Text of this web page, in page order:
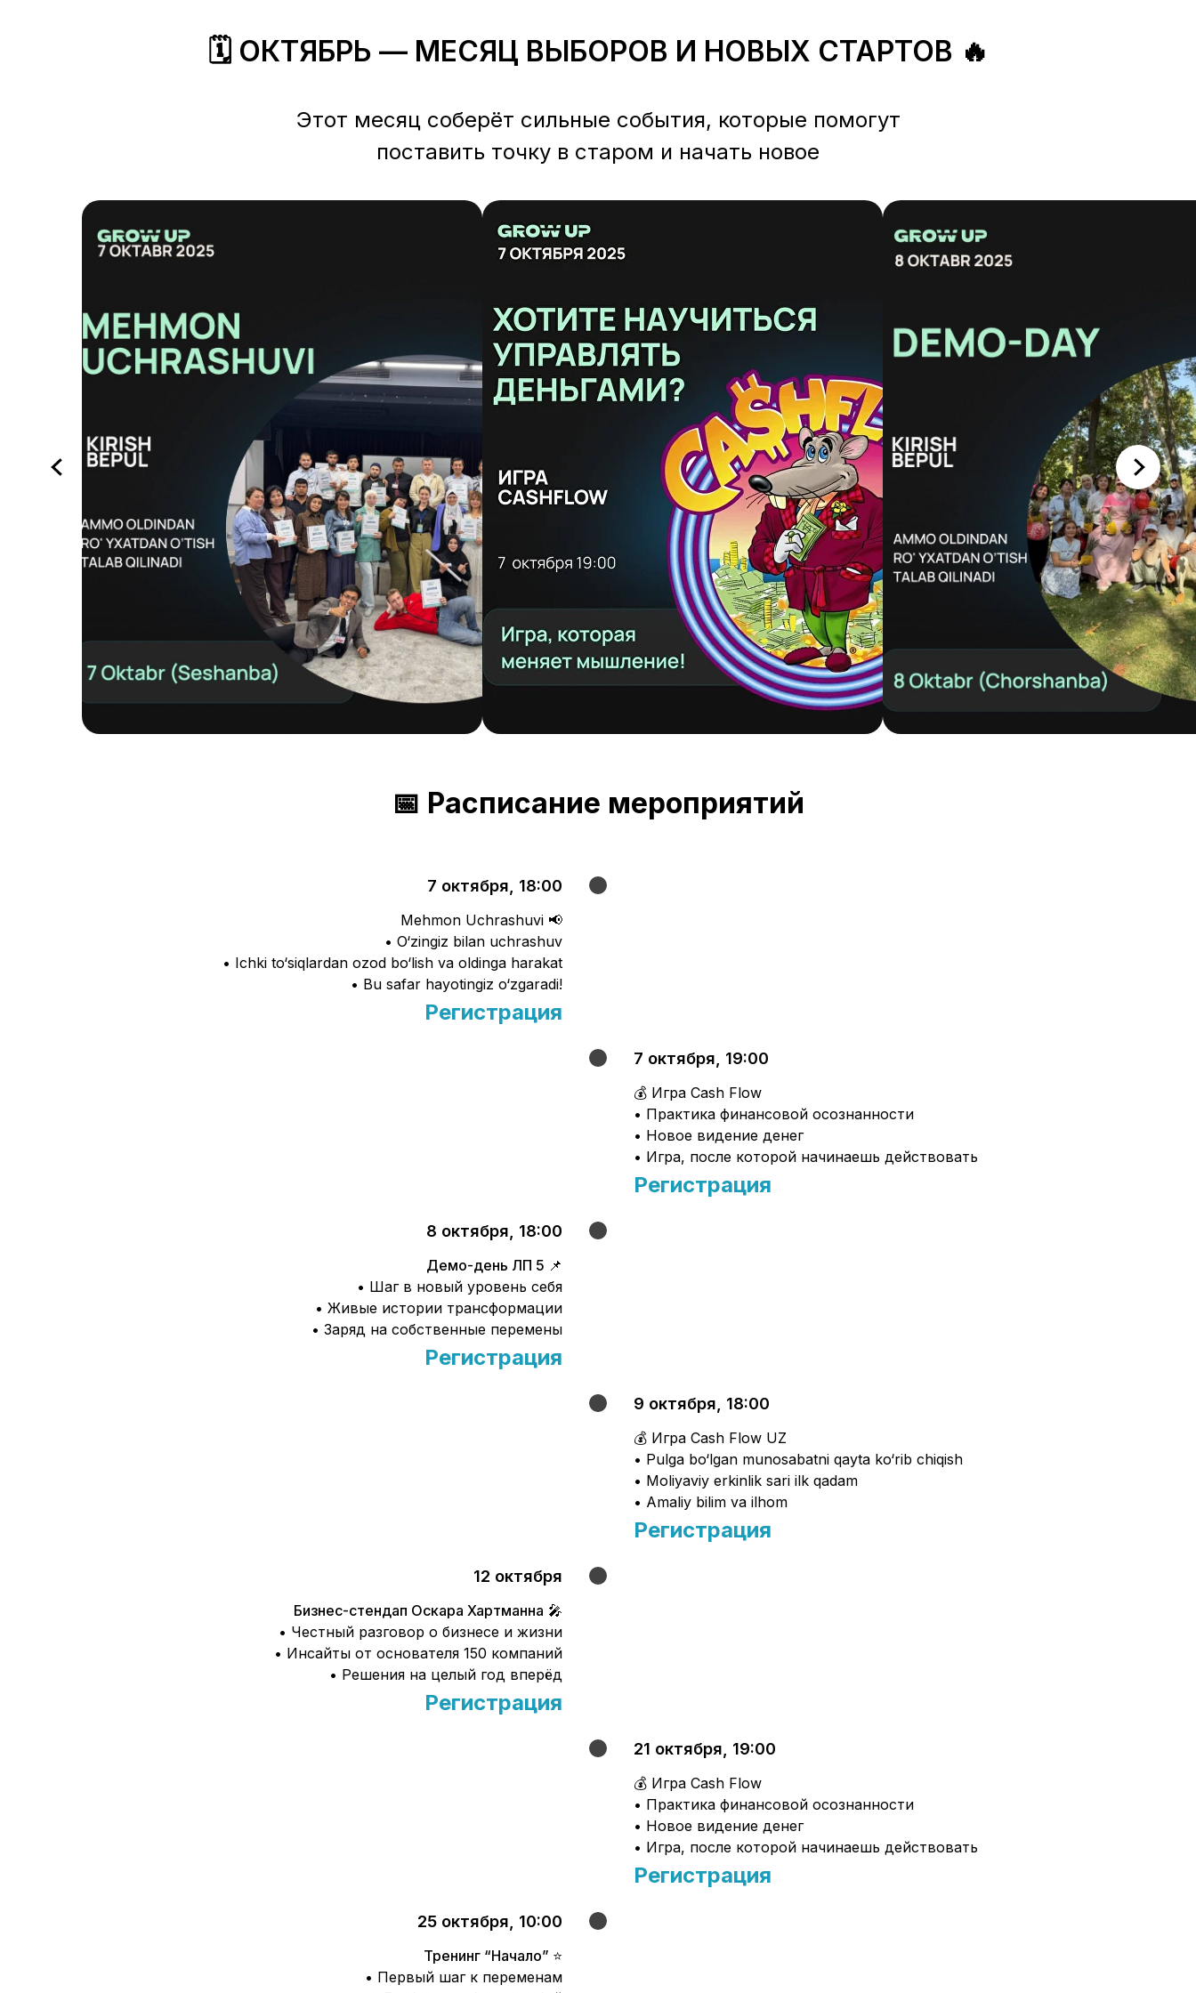
🗓 ОКТЯБРЬ — МЕСЯЦ ВЫБОРОВ И НОВЫХ СТАРТОВ 🔥
Этот месяц соберёт сильные события, которые помогут
поставить точку в старом и начать новое
📅 Расписание мероприятий
7 октября, 18:00
Mehmon Uchrashuvi 📢
• O‘zingiz bilan uchrashuv
• Ichki to‘siqlardan ozod bo‘lish va oldinga harakat
• Bu safar hayotingiz o‘zgaradi!
Регистрация
7 октября, 19:00
💰 Игра Cash Flow
• Практика финансовой осознанности
• Новое видение денег
• Игра, после которой начинаешь действовать
Регистрация
8 октября, 18:00
Демо-день ЛП 5 📌
• Шаг в новый уровень себя
• Живые истории трансформации
• Заряд на собственные перемены
Регистрация
9 октября, 18:00
💰 Игра Cash Flow UZ
• Pulga bo‘lgan munosabatni qayta ko‘rib chiqish
• Moliyaviy erkinlik sari ilk qadam
• Amaliy bilim va ilhom
Регистрация
12 октября
Бизнес-стендап Оскара Хартманна 🎤
• Честный разговор о бизнесе и жизни
• Инсайты от основателя 150 компаний
• Решения на целый год вперёд
Регистрация
21 октября, 19:00
💰 Игра Cash Flow
• Практика финансовой осознанности
• Новое видение денег
• Игра, после которой начинаешь действовать
Регистрация
25 октября, 10:00
Тренинг “Начало” ⭐️
• Первый шаг к переменам